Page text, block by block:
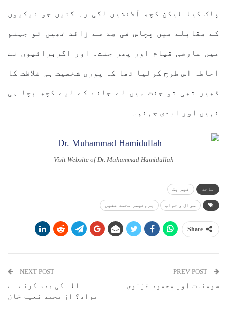
پاک کیا لیکن کچھ آلائشیں لگی رہ گئیں جو نیکیوں
کے مقابلے میں پچاس فی صد سے زائد تھیں تو جہنم
میں عارضی قیام اور پھر جنت۔ اور اگربرائیوں نے
احاطہ اس طرح کرلیا تھا کہ پوری شخصیت ہی غلاظت کا
ڈھیر تھی تو جنت میں لے جانے کے لیے کچھ بچا ہی
نہیں اور ابدی جہنم۔
Visit Website of Dr. Muhammad Hamidullah
ماخذ فیس بک
سوال و جواب پروفیسر محمد عقیل
Share
سومنات اور محمود غزنوی
NEXT POST
اللہ کی مدد کرنے سے
مراد؟ از محمد نعیم خان